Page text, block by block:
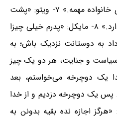
حکومت مهم‌تره. تقریبا به اندازه‌ی خانواده مهمه.» ۷- ویتو: «پشت
هر اقبال موفقی یک جرم وجود دارد.» ۸- مایکل: «پدرم خیلی چیزا
به دوستانت نزدیک باش؛ به
۹- مایکل: «سیاست و جنایت، هر دو یک چیز
از خدا یک دوچرخه می‌خواستم، بعد
پس یک دوچرخه دزدیم و از خدا
۱۱- مایکل: «هرگز اجازه نده بقیه بدونن به